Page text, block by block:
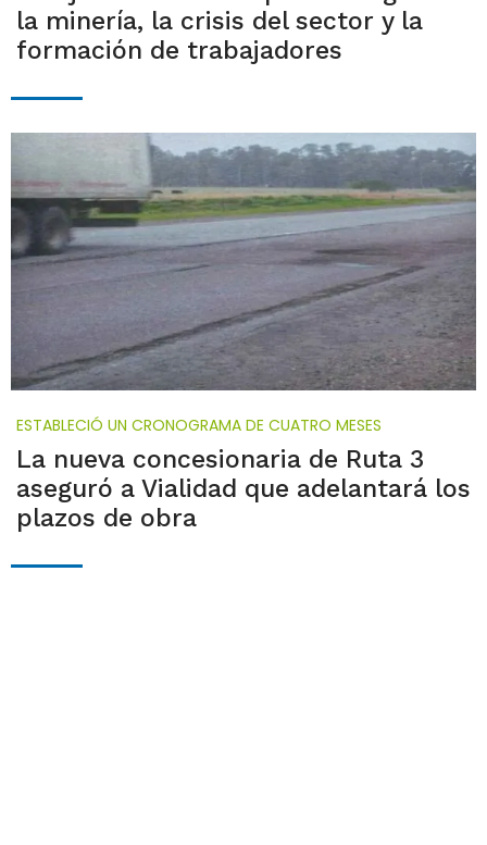
la minería, la crisis del sector y la
formación de trabajadores
ESTABLECIÓ UN CRONOGRAMA DE CUATRO MESES
La nueva concesionaria de Ruta 3
aseguró a Vialidad que adelantará los
plazos de obra